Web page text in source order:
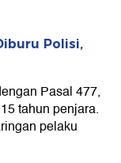
Polisi,
Pasal 477,
tahun penjara.
pelaku